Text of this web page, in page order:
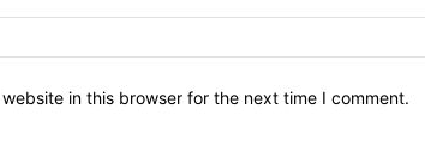
in this browser for the next time I comment.